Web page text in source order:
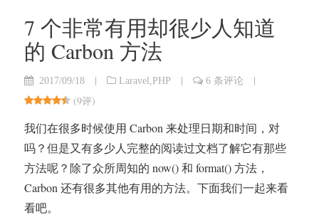
7 个非常有用却很少人知道
的 Carbon 方法
2017/09/18 | Laravel PHP | 6 条评论
|
(9评)
我们在很多时候使用 Carbon 来处理日期和时间，对
吗？但是又有多少人完整的阅读过文档了解它有那些
方法呢？除了众所周知的 now() 和 format() 方法，
Carbon 还有很多其他有用的方法。下面我们一起来看
看吧。